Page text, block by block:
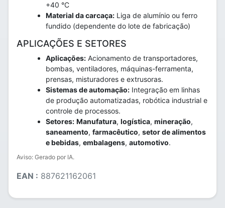
+40 °C
Material da carcaça: Liga de alumínio ou ferro
fundido (dependente do lote de fabricação)
APLICAÇÕES E SETORES
Aplicações: Acionamento de transportadores,
bombas, ventiladores, máquinas-ferramenta,
prensas, misturadores e extrusoras.
Sistemas de automação: Integração em linhas
de produção automatizadas, robótica industrial e
controle de processos.
Setores: Manufatura, logística, mineração,
saneamento, farmacêutico, setor de alimentos
e bebidas, embalagens, automotivo.
Aviso: Gerado por IA.
EAN : 887621162061